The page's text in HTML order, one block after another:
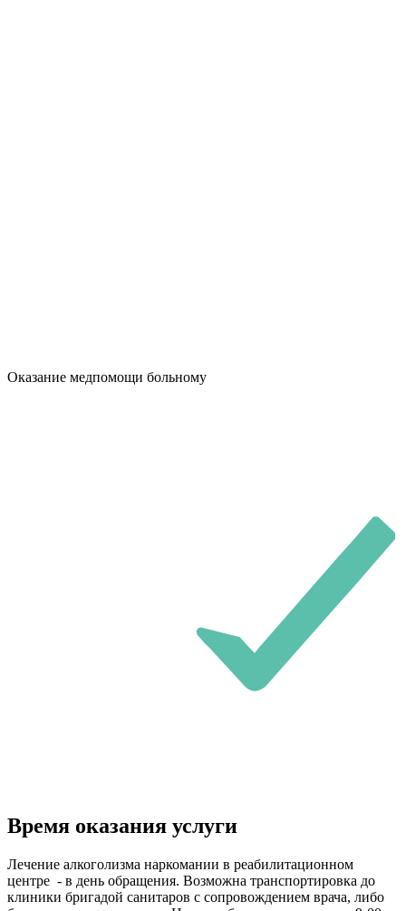
Оказание медпомощи больному
Время оказания услуги
Лечение алкоголизма наркомании в реабилитационном
центре - в день обращения. Возможна транспортировка до
клиники бригадой санитаров с сопровождением врача, либо